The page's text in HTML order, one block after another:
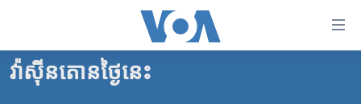
គេហទំព័រ​
ទាក់ទង
កម្ពុជា
វ៉ាស៊ីនតោន​ថ្ងៃ​នេះ